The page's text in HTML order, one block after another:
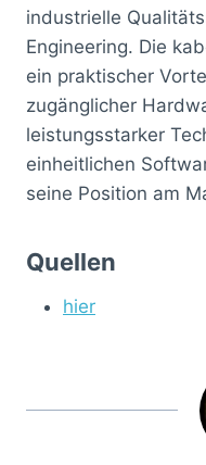
industrielle
Engineering. Die
ein praktischer
zugänglicher
leistungsstarker
einheitlichen
seine Position am
Quellen
hier